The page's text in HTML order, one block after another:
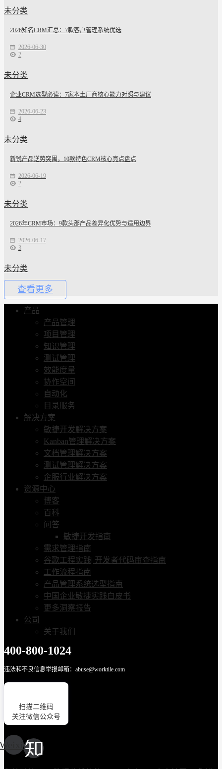
未分类
2026知名CRM汇总：7款客户管理系统优选
2026-06-30
2
未分类
企业CRM选型必读：7家本土厂商核心能力对照与建议
2026-06-23
4
未分类
新锐产品逆势突围，10款特色CRM核心亮点盘点
2026-06-19
2
未分类
2026年CRM市场：9款头部产品差异化优势与适用边界
2026-06-17
3
未分类
查看更多
产品
产品管理
项目管理
知识管理
测试管理
效能度量
协作空间
自动化
目录服务
解决方案
敏捷开发解决方案
Kanban管理解决方案
文档管理解决方案
测试管理解决方案
企服行业解决方案
资源中心
博客
百科
问答
敏捷开发指南
需求管理指南
谷歌工程实践| 开发者代码审查指南
工作流程指南
产品管理系统选型指南
中国企业敏捷实践白皮书
更多洞察报告
公司
关于我们
400-800-1024
违法和不良信息举报邮箱：abuse@worktile.com
扫描二维码
关注微信公众号
Weixin